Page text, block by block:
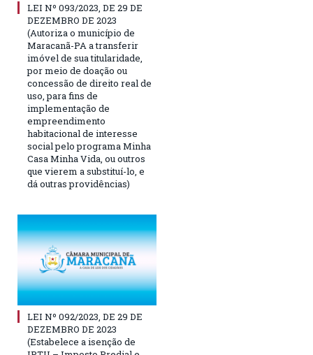
LEI Nº 093/2023, DE 29 DE
DEZEMBRO DE 2023
(Autoriza o município de
Maracanã-PA a transferir
imóvel de sua titularidade,
por meio de doação ou
concessão de direito real de
uso, para fins de
implementação de
empreendimento
habitacional de interesse
social pelo programa Minha
Casa Minha Vida, ou outros
que vierem a substituí-lo, e
dá outras providências)
LEI Nº 092/2023, DE 29 DE
DEZEMBRO DE 2023
(Estabelece a isenção de